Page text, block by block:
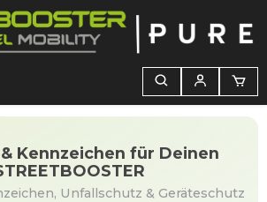
Kennzeichen für Deinen
Unfallschutz & Geräteschutz